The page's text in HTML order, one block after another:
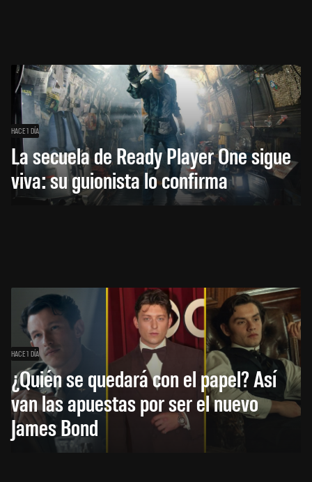
HACE 1 DÍA
La secuela de Ready Player One sigue
viva: su guionista lo confirma
HACE 1 DÍA
¿Quién se quedará con el papel? Así
van las apuestas por ser el nuevo
James Bond